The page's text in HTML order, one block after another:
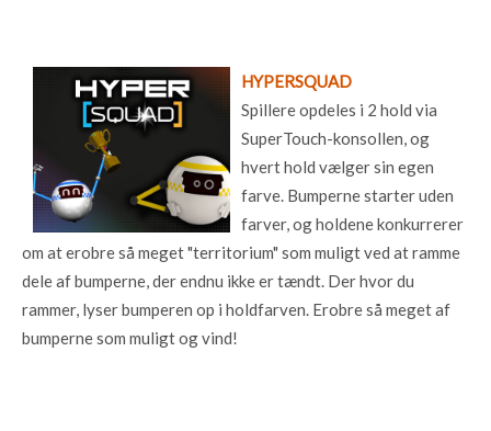
HYPERSQUAD
Spillere opdeles i 2 hold via
SuperTouch-konsollen, og
hvert hold vælger sin egen
farve. Bumperne starter uden
farver, og holdene konkurrerer
om at erobre så meget "territorium" som muligt ved at ramme
dele af bumperne, der endnu ikke er tændt. Der hvor du
rammer, lyser bumperen op i holdfarven. Erobre så meget af
bumperne som muligt og vind!